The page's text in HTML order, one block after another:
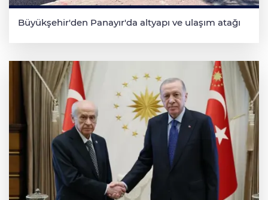
Büyükşehir'den Panayır'da altyapı ve ulaşım atağı